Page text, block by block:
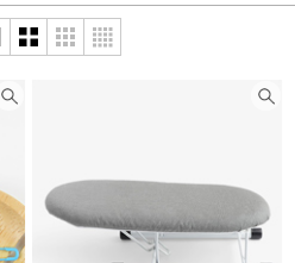
통장속지/실패
튼부자재 솜/이불솜/보충제